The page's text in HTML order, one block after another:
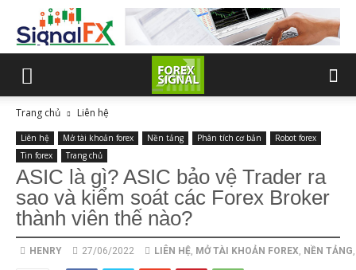
Trang chủ Liên hệ
Liên hệ Mở tài khoản forex Nền tảng Phân tích cơ bản
Robot forex
Tin forex
Trang chủ
ASIC là gì? ASIC bảo vệ Trader ra
sao và kiểm soát các Forex Broker
thành viên thế nào?
HENRY 27/06/2022 LIÊN HỆ, MỞ TÀI KHOẢN FOREX, NỀN TẢNG